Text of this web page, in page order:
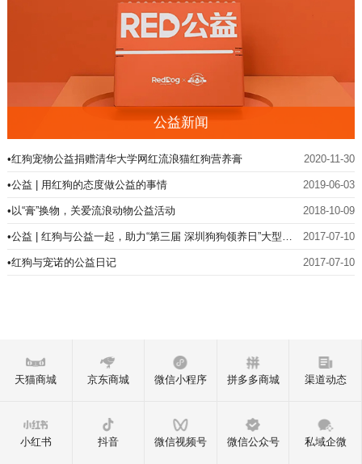
公益新闻
•红狗宠物公益捐赠清华大学网红流浪猫红狗营养膏 2020-11-30
•公益 | 用红狗的态度做公益的事情 2019-06-03
•以“膏”换物，关爱流浪动物公益活动 2018-10-09
•公益 | 红狗与公益一起，助力“第三届 深圳狗狗领养日”大型公
2017-07-10
•红狗与宠诺的公益日记 2017-07-10
天猫商城 京东商城 微信小程序 拼多多商城 渠道动态
小红书 抖音 微信视频号 微信公众号 私域企微